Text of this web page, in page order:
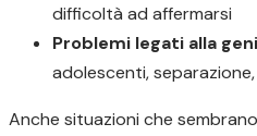
difficoltà ad affermarsi
Problemi legati alla
adolescenti,
Anche situazioni che